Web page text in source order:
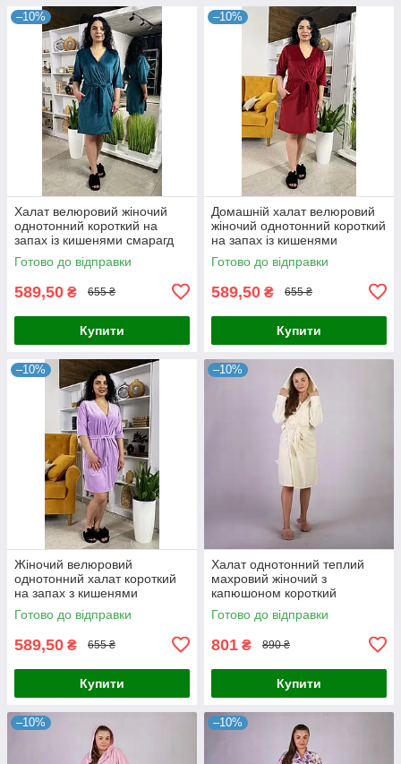
–10%
Халат велюровий жіночий
однотонний короткий на
запах із кишенями смарагд
44-54р.
Готово до відправки
589,50 ₴ 655 ₴
Купити
–10%
Домашній халат велюровий
жіночий однотонний короткий
на запах із кишенями
бордовий 44-54р.
Готово до відправки
589,50 ₴ 655 ₴
Купити
–10%
Жіночий велюровий
однотонний халат короткий
на запах з кишенями
фіолетовий 44-54р.
Готово до відправки
589,50 ₴ 655 ₴
Купити
–10%
Халат однотонний теплий
махровий жіночий з
капюшоном короткий
молочний р.42-54
Готово до відправки
801 ₴ 890 ₴
Купити
–10% –10%